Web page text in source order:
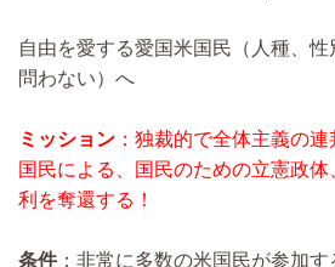
自由を愛する愛国米国民（人種、
問わない）へ
ミッション ：独裁的で全体主義の
国民による、国民のための立憲政
利を奪還する！
条件：非常に多数の米国民が参加す